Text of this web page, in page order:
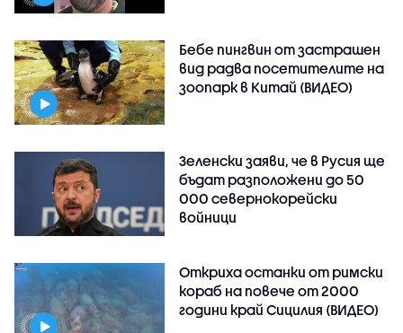
Бебе пингвин от застрашен
вид радва посетителите на
зоопарк в Китай (ВИДЕО)
Зеленски заяви, че в Русия ще
бъдат разположени до 50
000 севернокорейски
войници
Откриха останки от римски
кораб на повече от 2000
години край Сицилия (ВИДЕО)